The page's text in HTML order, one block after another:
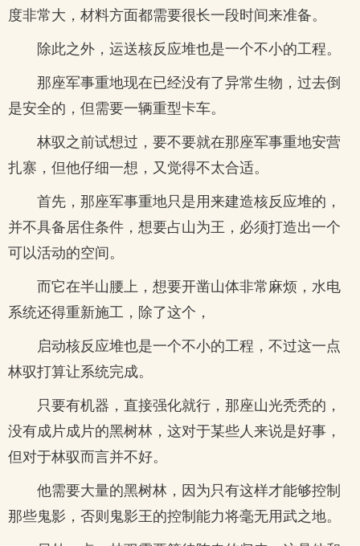
度非常大，材料方面都需要很长一段时间来准备。
除此之外，运送核反应堆也是一个不小的工程。
那座军事重地现在已经没有了异常生物，过去倒
是安全的，但需要一辆重型卡车。
林驭之前试想过，要不要就在那座军事重地安营
扎寨，但他仔细一想，又觉得不太合适。
首先，那座军事重地只是用来建造核反应堆的，
并不具备居住条件，想要占山为王，必须打造出一个
可以活动的空间。
而它在半山腰上，想要开凿山体非常麻烦，水电
系统还得重新施工，除了这个，
启动核反应堆也是一个不小的工程，不过这一点
林驭打算让系统完成。
只要有机器，直接强化就行，那座山光秃秃的，
没有成片成片的黑树林，这对于某些人来说是好事，
但对于林驭而言并不好。
他需要大量的黑树林，因为只有这样才能够控制
那些鬼影，否则鬼影王的控制能力将毫无用武之地。